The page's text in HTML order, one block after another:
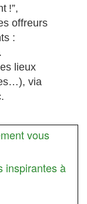
!”,
offreurs
:
lieux
via
vous
inspirantes à